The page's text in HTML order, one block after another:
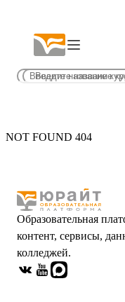
NOT FOUND 404
Образовательная
контент, сервисы,
колледжей.